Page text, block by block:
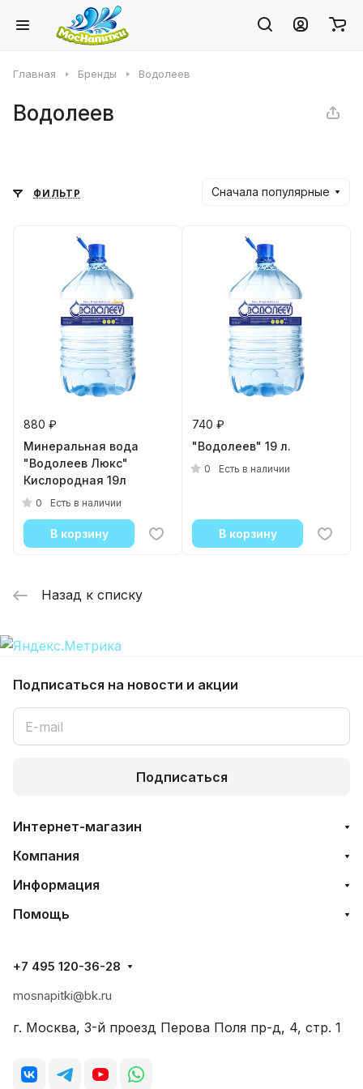
Главная Бренды Водолеев
Водолеев
ФИЛЬТР Сначала популярные
880 ₽
Минеральная вода
"Водолеев Люкс"
Кислородная 19л
0 Есть в наличии
В корзину
740 ₽
"Водолеев" 19 л.
0 Есть в наличии
В корзину
Назад к списку
Подписаться на новости и акции
Подписаться
Интернет-магазин
Компания
Информация
Помощь
+7 495 120-36-28
mosnapitki@bk.ru
г. Москва, 3-й проезд Перова Поля пр-д, 4, стр. 1